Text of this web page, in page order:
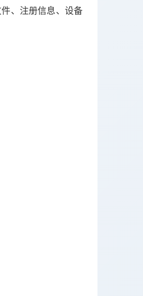
、注册信息、设备